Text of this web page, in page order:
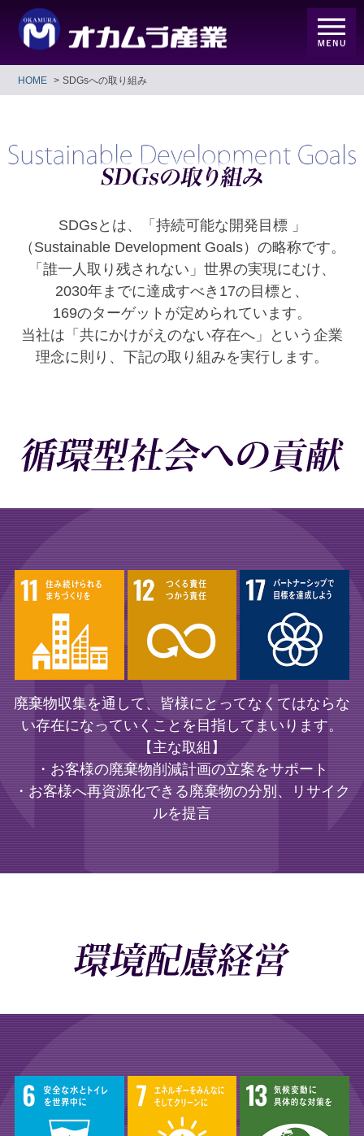
HOME SDGsへの取り組み
SDGsとは、「持続可能な開発目標 」
（Sustainable Development Goals）の略称です。
「誰一人取り残されない」世界の実現にむけ、
2030年までに達成すべき17の目標と、
169のターゲットが定められています。
当社は「共にかけがえのない存在へ」という企業
理念に則り、下記の取り組みを実行します。
廃棄物収集を通して、皆様にとってなくてはならな
い存在になっていくことを目指してまいります。
【主な取組】
・お客様の廃棄物削減計画の立案をサポート
・お客様へ再資源化できる廃棄物の分別、リサイク
ルを提言